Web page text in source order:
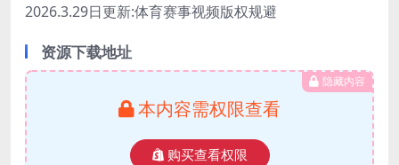
2026.3.29日更新:体育赛事视频版权规避
资源下载地址
隐藏内容
本内容需权限查看
购买查看权限